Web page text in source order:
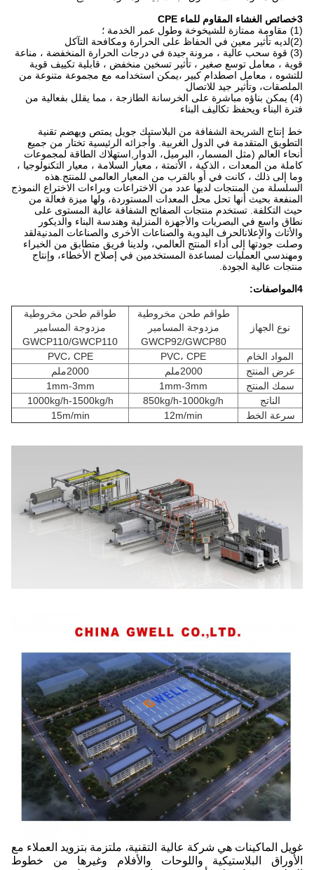
3خصائص الغشاء المقاوم للماء CPE
(3) قوة سحب عالية ، مرونة جيدة في درجات الحرارة المنخفضة ، مناعة
قوية ، معامل توسع صغير ، تأثير تسخين منخفض ، قابلية تكييف قوية
للتشوه ، معامل اصطدام كبير ،يمكن استخدامه مع مجموعة متنوعة من
الملصقات، وتأثير جيد للاتصال
(4) يمكن بناؤه مباشرة على الخرسانة الطازجة ، مما يقلل بفعالية من
فترة البناء ويحفظ تكاليف البناء
خط إنتاج الشريحة الشفافة من البلاستيك جويل يمتص ويهضم تقنية
التطويق المتقدمة في الدول الغربية. وأجزائه الرئيسية تختار من جميع
أنحاء العالم (مثل المسمار، البرميل، الدوار,استهلاك الطاقة لمجموعات
كاملة من المعدات ، الذكية ، الأتمتة ، معيار السلامة ، معيار التكنولوجيا ،
وما إلى ذلك ، كانت في أو بالقرب من المعيار العالمي للمنتج.هذه
السلسلة من المنتجات لديها عدد من الاختراعات وبراءات الاختراع النموذج
المنفعة بحيث أنها تحل محل المعدات المستوردة، ولها ميزة فعالة من
حيث التكلفة. تستخدم منتجات الصفائح الشفافة عالية المستوى على
نطاق واسع في البصريات والأجهزة المنزلية وهندسة البناء والديكور
والأثاث والإعلانالحرف اليدوية والصناعات الأخرى والصناعات المدنيةلقد
وصلت جودتها إلى أداء المنتج العالمي، ولدينا فريق متطابق من الخبراء
ومهندسي العمليات لمساعدة المستخدمين في إصلاح الأخطاء، وإنتاج
منتجات عالية الجودة.
4المواصفات:
نوع الجهاز
طواقم طحن مخروطية
مزدوجة المسامير
GWCP92/GWCP80
طواقم طحن مخروطية
مزدوجة المسامير
GWCP110/GWCP110
المواد الخام
PVC، CPE
PVC، CPE
عرض المنتج
2000ملم
2000ملم
سمك المنتج
1mm-3mm
1mm-3mm
الناتج
850kg/h-1000kg/h
1000kg/h-1500kg/h
سرعة الخط
12m/min
15m/min
غويل الماكينات هي شركة عالية التقنية، ملتزمة بتزويد العملاء مع
الأوراق البلاستيكية واللوحات والأفلام وغيرها من خطوط